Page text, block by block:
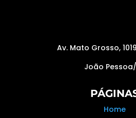
Av. Mato Grosso,
João Pessoa/
Home